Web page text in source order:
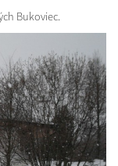
Bukoviec.